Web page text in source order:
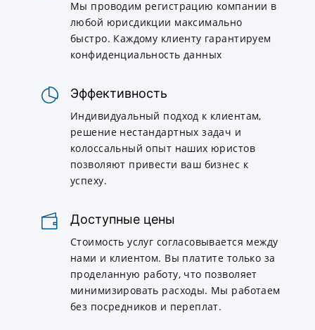
Мы проводим регистрацию компании в
любой юрисдикции максимально
быстро. Каждому клиенту гарантируем
конфиденциальность данных
Эффективность
Индивидуальный подход к клиентам,
решение нестандартных задач и
колоссальный опыт наших юристов
позволяют привести ваш бизнес к
успеху.
Доступные цены
Стоимость услуг согласовывается между
нами и клиентом. Вы платите только за
проделанную работу, что позволяет
минимизировать расходы. Мы работаем
без посредников и переплат.